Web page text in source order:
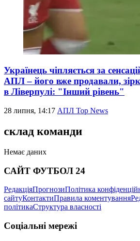
Українець чіпляється за
АПЛ – його вже продавали,
в Ліверпулі: "Інший рівень"
28 липня, 14:17 АПЛ Top News
склад команди
Немає даних
САЙТ ФУТБОЛ 24
РедакціяПрогнозиПолітика
сайтуКонтактиПравила коментування
політикаСтруктура власності
Соціальні мережі